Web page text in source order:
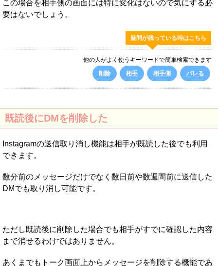
この場合を相手側の画面には特に変化はないので気にする必
要はないでしょう。
疑問が残っている時はこちら
他の人がよく使うキーワードで簡単検索できます
削除
相手 相手側 バレる
既読後にDMを削除した
Instagramの送信取り消し機能は相手が既読した後でも利用
できます。
数分前のメッセージだけでなく数日前や数週間前に送信した
DMでも取り消し可能です。
ただし既読後に削除した場合でも相手がすでに確認した内容
まで消せるわけではありません。
あくまでもトーク画面上からメッセージを削除する機能であ